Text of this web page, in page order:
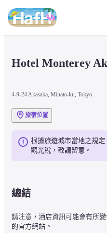
Hotel Monterey
4-9-24 Akasaka, Minato-ku, Tokyo
旅宿位置
根據旅遊城市當地之規定
觀光稅，敬請留意。
總結
請注意，酒店資訊可能會有所
的官方網站。